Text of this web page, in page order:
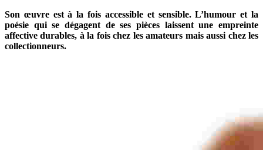
Son œuvre est à la fois accessible et sensible. L’humour et la
poésie qui se dégagent de ses pièces laissent une empreinte
affective durables, à la fois chez les amateurs mais aussi chez les
collectionneurs.